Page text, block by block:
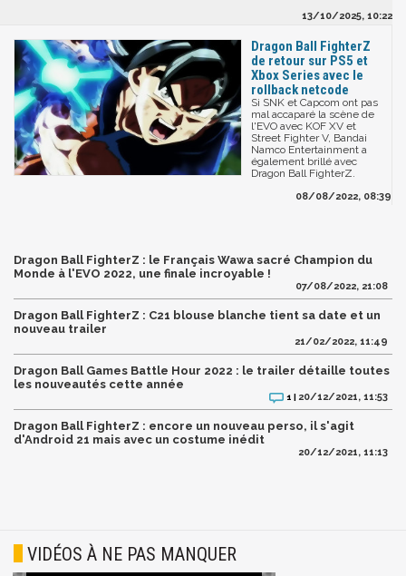
13/10/2025, 10:22
Dragon Ball FighterZ
de retour sur PS5 et
Xbox Series avec le
rollback netcode
Si SNK et Capcom ont pas
mal accaparé la scène de
l'EVO avec KOF XV et
Street Fighter V, Bandai
Namco Entertainment a
également brillé avec
Dragon Ball FighterZ.
08/08/2022, 08:39
Dragon Ball FighterZ : le Français Wawa sacré Champion du
Monde à l'EVO 2022, une finale incroyable !
07/08/2022, 21:08
Dragon Ball FighterZ : C21 blouse blanche tient sa date et un
nouveau trailer
21/02/2022, 11:49
Dragon Ball Games Battle Hour 2022 : le trailer détaille toutes
les nouveautés cette année
1 | 20/12/2021, 11:53
Dragon Ball FighterZ : encore un nouveau perso, il s'agit
d'Android 21 mais avec un costume inédit
20/12/2021, 11:13
VIDÉOS À NE PAS MANQUER